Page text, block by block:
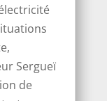
Sergueï
de